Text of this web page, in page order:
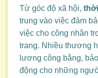
Từ góc độ xã hội,
trung vào việc đảm
việc cho công nhân
trang. Nhiều thương
lương công bằng,
động cho những